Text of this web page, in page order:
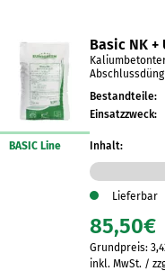
BASIC Line
Basic NK +
Bestandteile:
Einsatzzweck:
Inhalt:
Lieferbar
85,50€
Grundpreis:
inkl. MwSt. /